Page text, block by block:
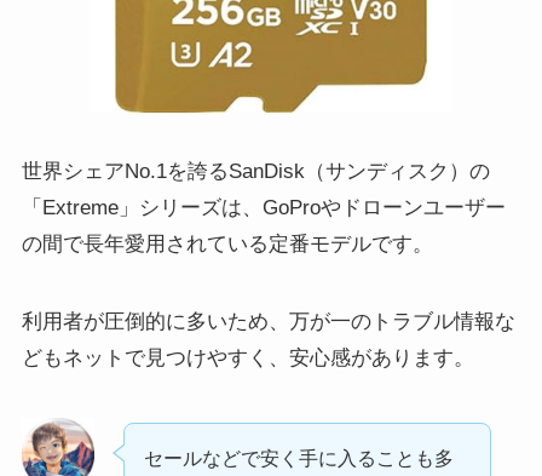
世界シェアNo.1を誇るSanDisk（サンディスク）の
「Extreme」シリーズは、GoProやドローンユーザー
の間で長年愛用されている定番モデルです。
利用者が圧倒的に多いため、万が一のトラブル情報な
どもネットで見つけやすく、安心感があります。
セールなどで安く手に入ることも多